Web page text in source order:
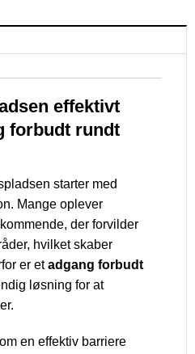
effektivt
forbudt rundt
starter med
Mange oplever
der forvilder
hvilket skaber
er etadgang forbudt
løsning for at
en effektiv barriere